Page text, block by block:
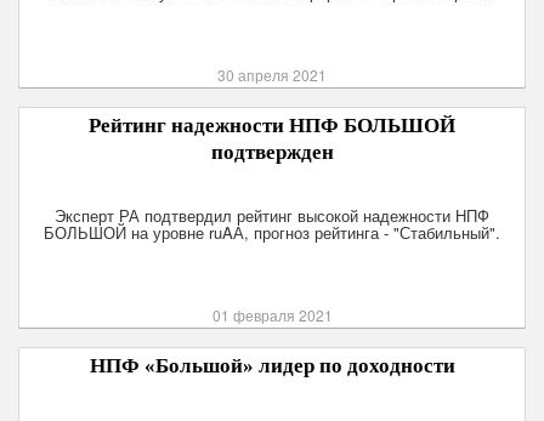
30 апреля 2021
Рейтинг надежности НПФ БОЛЬШОЙ
подтвержден
Эксперт РА подтвердил рейтинг высокой надежности НПФ
БОЛЬШОЙ на уровне ruAА, прогноз рейтинга - "Стабильный".
01 февраля 2021
НПФ «Большой» лидер по доходности